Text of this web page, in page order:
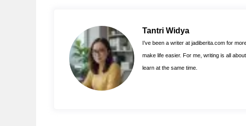
k
e
s
t
A
p
p
Tantri Widya
I’ve been a writer at jadiberita.com for
make life easier. For me, writing is all
learn at the same time.